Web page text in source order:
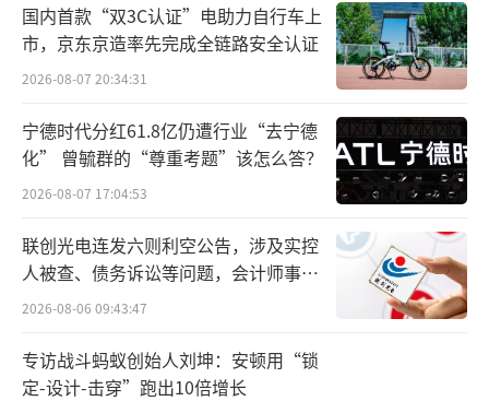
产品直接出海似乎显得困难重重，那么，
对已经建立一定品牌影响力的当地企业直接投
成守正认为，事实上，相当多的中国企业
选择了FDI（ForeignDirectInvestment）跨国
经营模式，这其中，既有公司直接投资外企，
除给予必要技术指导外不干涉运营，也有开办
合资企业、收购当地现有企业，或是开设子公
司，雇佣当地领导者和员工，使用适合当地市
场的模式进行本地化运营的模式。
国内首款“双3C认证”电助力自行车上
市，京东京造率先完成全链路安全认证
2026-08-07 20:34:31
宁德时代分红61.8亿仍遭行业“去宁德
化” 曾毓群的“尊重考题”该怎么答？
2026-08-07 17:04:53
联创光电连发六则利空公告，涉及实控
人被查、债务诉讼等问题，会计师事务
所曾出具“保留意见”
2026-08-06 09:43:47
专访战斗蚂蚁创始人刘坤：安顿用“锁
定-设计-击穿”跑出10倍增长